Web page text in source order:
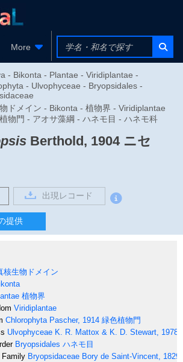
More
- Bikonta - Plantae - Viridiplantae -
- Ulvophyceae - Bryopsidales -
ドメイン - Bikonta - 植物界 - Viridiplantae
物門 - アオサ藻綱 - ハネモ目 - ハネモ科
Berthold, 1904 ニセ
出現レコード
提供
核生物ドメイン
植物界
Viridiplantae
Chlorophyta Pascher, 1914 緑色植物門
Ulvophyceae K. R. Mattox & K. D. Stewart, 1978
Bryopsidales ハネモ目
Family Bryopsidaceae Bory de Saint-Vincent, 1829